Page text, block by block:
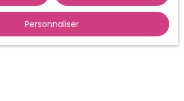
Personnaliser